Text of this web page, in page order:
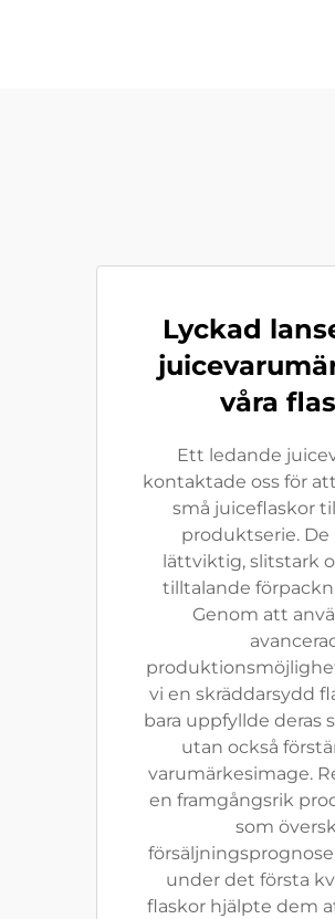
Lyckad
våra
Ett ledande
kontaktade oss för
små juiceflaskor
produktserie. De
lättviktig, slitstark
tilltalande
Genom att
vi en skräddarsydd
bara uppfyllde deras
utan också
varumärkesimage.
en framgångsrik
som
under det första
flaskor hjälpte dem